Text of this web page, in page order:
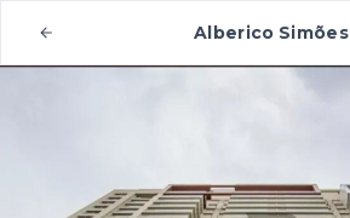
Alberico Simões